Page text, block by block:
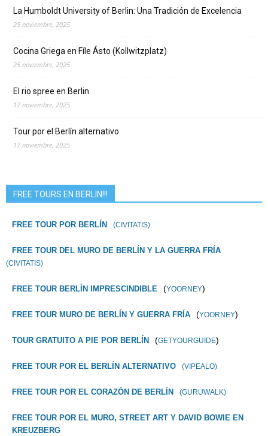
La Humboldt University of Berlin: Una Tradición de Excelencia
25 noviembre, 2025
Cocina Griega en Fíle Ásto (Kollwitzplatz)
25 noviembre, 2025
El rio spree en Berlin
17 noviembre, 2025
Tour por el Berlín alternativo
17 noviembre, 2025
FREE TOURS EN BERLIN!!!
FREE TOUR POR BERLÍN (CIVITATIS)
FREE TOUR DEL MURO DE BERLÍN Y LA GUERRA FRÍA
(CIVITATIS)
FREE TOUR BERLÍN IMPRESCINDIBLE (YOORNEY)
FREE TOUR MURO DE BERLÍN Y GUERRA FRÍA (YOORNEY)
TOUR GRATUITO A PIE POR BERLÍN (GETYOURGUIDE)
FREE TOUR POR EL BERLÍN ALTERNATIVO (VIPEALO)
FREE TOUR POR EL CORAZÓN DE BERLÍN (GURUWALK)
FREE TOUR POR EL MURO, STREET ART Y DAVID BOWIE EN
KREUZBERG